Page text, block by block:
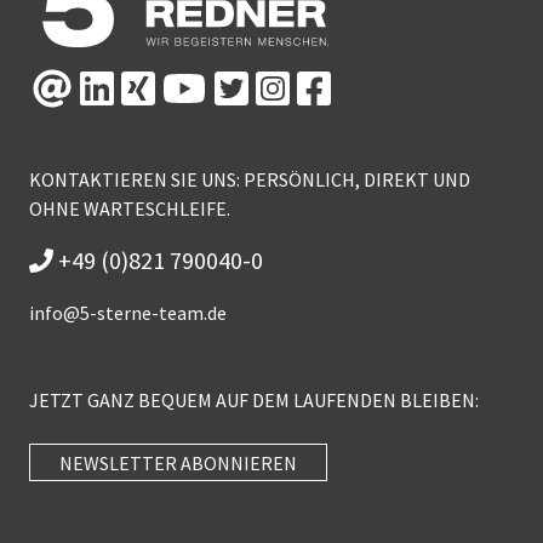
KONTAKTIEREN SIE UNS: PERSÖNLICH, DIREKT UND
OHNE WARTESCHLEIFE.
+49 (0)821 790040-0
info@5-sterne-team.de
JETZT GANZ BEQUEM AUF DEM LAUFENDEN BLEIBEN:
NEWSLETTER ABONNIEREN